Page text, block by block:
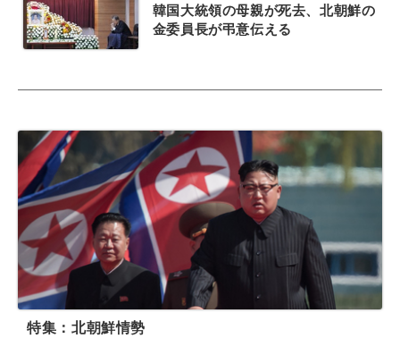
韓国大統領の母親が死去、北朝鮮の
金委員長が弔意伝える
特集：北朝鮮情勢